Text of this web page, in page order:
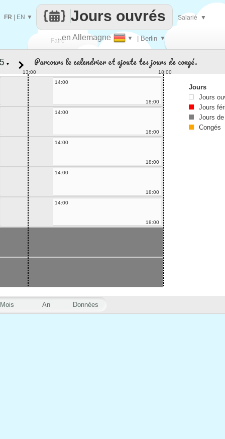
Faire..en Allemagne ▼ | Berlin ▼
Jours ouvrés
FR EN ▼ Salarié ▼
Mois An Données
▼ Parcours le calendrier et ajoute tes jours de congé.
13:00
18:00
14:00
18:00
14:00
18:00
14:00
18:00
14:00
18:00
14:00
18:00
Jours
Jours
Jours
Jours
Congés